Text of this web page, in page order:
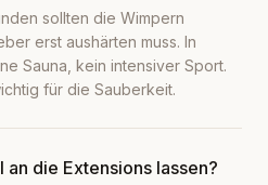
sollten die Wimpern
erst aushärten muss. In
Sauna, kein intensiver Sport.
für die Sauberkeit.
die Extensions lassen?